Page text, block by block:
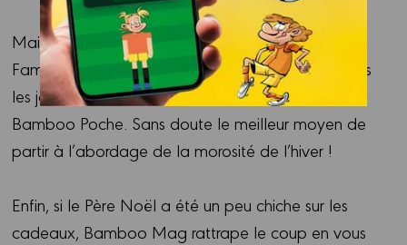
Mais 2013, c’est aussi l’année de l’arrivée de La
Famille Pirate, cette série d’animation diffusée tous
les jours sur la chaîne Gulli, dans la collection
Bamboo Poche. Sans doute le meilleur moyen de
partir à l’abordage de la morosité de l’hiver !
Enfin, si le Père Noël a été un peu chiche sur les
cadeaux, Bamboo Mag rattrape le coup en vous